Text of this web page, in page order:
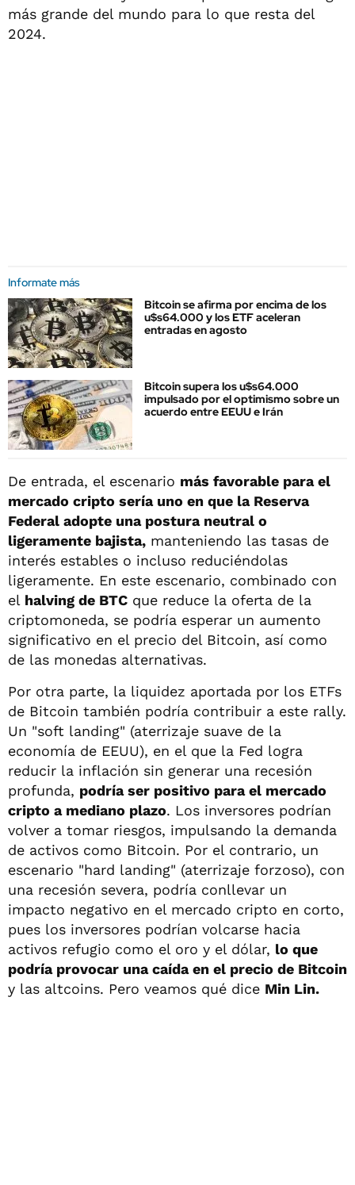
más grande del mundo para lo que resta del
2024.
Informate más
Bitcoin se afirma por encima de los
u$s64.000 y los ETF aceleran
entradas en agosto
Bitcoin supera los u$s64.000
impulsado por el optimismo sobre un
acuerdo entre EEUU e Irán
De entrada, el escenario más favorable para el
mercado cripto sería uno en que la Reserva
Federal adopte una postura neutral o
ligeramente bajista, manteniendo las tasas de
interés estables o incluso reduciéndolas
ligeramente. En este escenario, combinado con
el halving de BTC que reduce la oferta de la
criptomoneda, se podría esperar un aumento
significativo en el precio del Bitcoin, así como
de las monedas alternativas.
Por otra parte, la liquidez aportada por los ETFs
de Bitcoin también podría contribuir a este rally.
Un "soft landing" (aterrizaje suave de la
economía de EEUU), en el que la Fed logra
reducir la inflación sin generar una recesión
profunda, podría ser positivo para el mercado
cripto a mediano plazo. Los inversores podrían
volver a tomar riesgos, impulsando la demanda
de activos como Bitcoin. Por el contrario, un
escenario "hard landing" (aterrizaje forzoso), con
una recesión severa, podría conllevar un
impacto negativo en el mercado cripto en corto,
pues los inversores podrían volcarse hacia
activos refugio como el oro y el dólar, lo que
podría provocar una caída en el precio de Bitcoin
y las altcoins. Pero veamos qué dice Min Lin.